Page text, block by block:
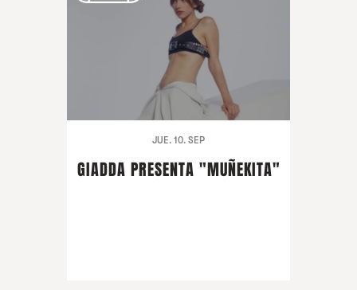
JUE. 10. SEP
GIADDA PRESENTA "MUÑEKITA"